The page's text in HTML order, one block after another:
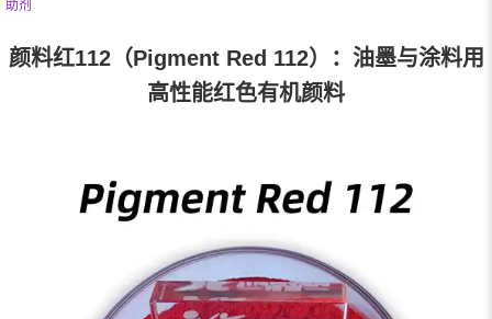
助剂
颜料红112（Pigment Red 112）：油墨与涂料用
高性能红色有机颜料